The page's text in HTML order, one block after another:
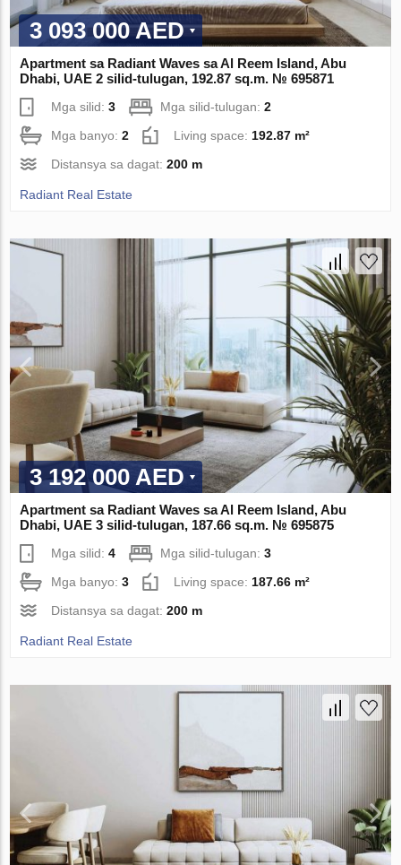
3 093 000 AED
Apartment sa Radiant Waves sa Al Reem Island, Abu
Dhabi, UAE 2 silid-tulugan, 192.87 sq.m. № 695871
Mga silid:3 Mga silid-tulugan:2
Mga banyo:2 Living space: 192.87 m²
Distansya sa dagat:200 m
Radiant Real Estate
3 192 000 AED
Apartment sa Radiant Waves sa Al Reem Island, Abu
Dhabi, UAE 3 silid-tulugan, 187.66 sq.m. № 695875
Mga silid:4 Mga silid-tulugan:3
Mga banyo:3 Living space: 187.66 m²
Distansya sa dagat:200 m
Radiant Real Estate